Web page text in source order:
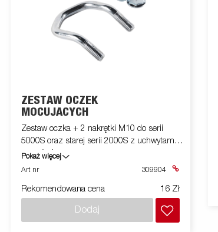
ZESTAW OCZEK
MOCUJACYCH
Zestaw oczka + 2 nakrętki M10 do serii
5000S oraz starej serii 2000S z uchwytami
w podłodze
Pokaż więcej
Art nr
309904
Rekomendowana cena 16 Zł
Dodaj